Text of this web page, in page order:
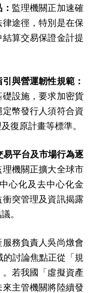
監理機關正加速確
途徑，特別是在保
算交易保證金計提
與營運韌性規範：
設施，要求加密貨
幣發行人須符合資
復原計畫等標準。
平台及市場行為逐
理機關正擴大全球市
心化及去中心化金
突管理及資訊揭露
。
務負責人吳尚燉會
討論焦點正從「規
若我國「虛擬資產
主管機關將陸續發